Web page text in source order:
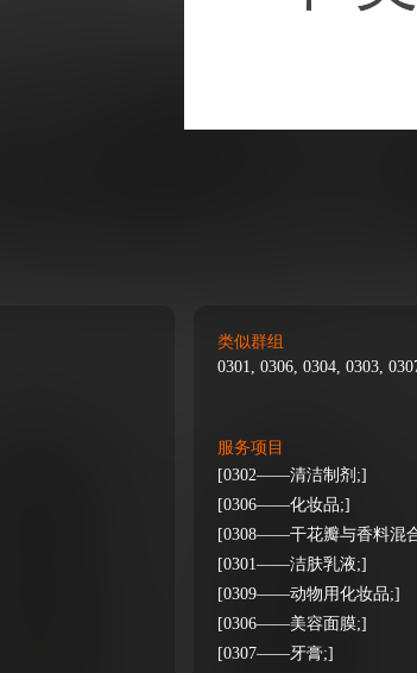
类似群组
0301, 0306, 0304, 0303,
服务项目
[0302——清洁制剂;]
[0306——化妆品;]
[0308——干花瓣与香料混
[0301——洁肤乳液;]
[0309——动物用化妆品;]
[0306——美容面膜;]
[0307——牙膏;]